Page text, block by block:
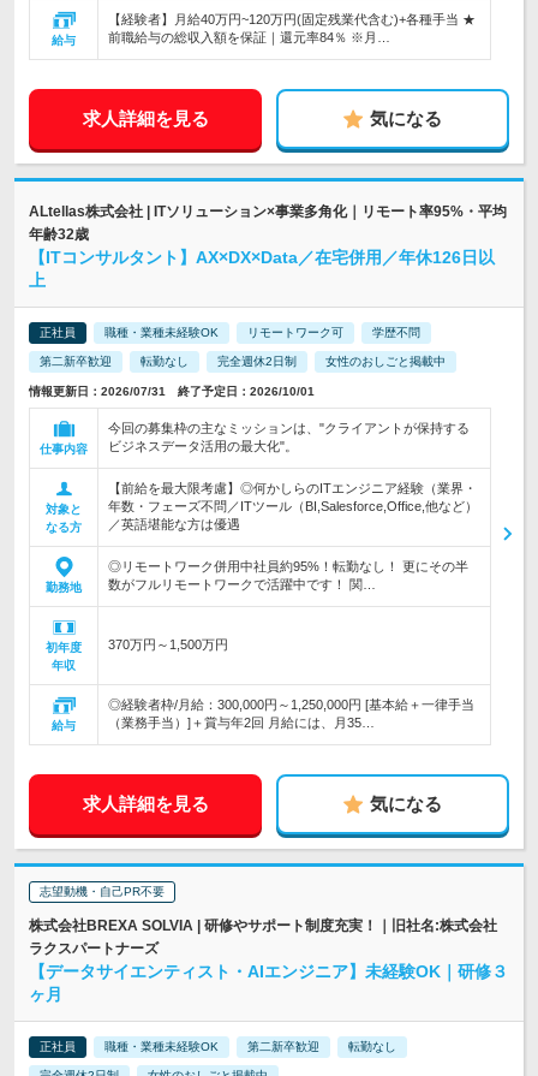
給与
【経験者】月給40万円~120万円(固定残業代含む)+各種手当 ★
前職給与の総収入額を保証｜還元率84％ ※月…
求人詳細を見る 気になる
ALtellas株式会社 | ITソリューション×事業多角化｜リモート率95%・平均
年齢32歳
【ITコンサルタント】AX×DX×Data／在宅併用／年休126日以
上
正社員 職種・業種未経験OK リモートワーク可 学歴不問
第二新卒歓迎 転勤なし 完全週休2日制 女性のおしごと掲載中
情報更新日：2026/07/31 終了予定日：2026/10/01
仕事内容
今回の募集枠の主なミッションは、"クライアントが保持する
ビジネスデータ活用の最大化"。
対象と
なる方
【前給を最大限考慮】◎何かしらのITエンジニア経験（業界・
年数・フェーズ不問／ITツール（BI,Salesforce,Office,他など）
／英語堪能な方は優遇
勤務地
◎リモートワーク併用中社員約95%！転勤なし！ 更にその半
数がフルリモートワークで活躍中です！ 関…
初年度
年収
370万円～1,500万円
給与
◎経験者枠/月給：300,000円～1,250,000円 [基本給＋一律手当
（業務手当）]＋賞与年2回 月給には、月35…
求人詳細を見る 気になる
志望動機・自己PR不要
株式会社BREXA SOLVIA | 研修やサポート制度充実！｜旧社名:株式会社
ラクスパートナーズ
【データサイエンティスト・AIエンジニア】未経験OK｜研修３
ヶ月
正社員 職種・業種未経験OK 第二新卒歓迎 転勤なし